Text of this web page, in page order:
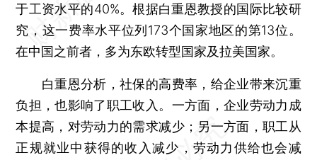
于工资水平的40%。根据白重恩教授的国际比较研
究，这一费率水平位列173个国家地区的第13位。
在中国之前者，多为东欧转型国家及拉美国家。
白重恩分析，社保的高费率，给企业带来沉重
负担，也影响了职工收入。一方面，企业劳动力成
本提高，对劳动力的需求减少；另一方面，职工从
正规就业中获得的收入减少，劳动力供给也会减